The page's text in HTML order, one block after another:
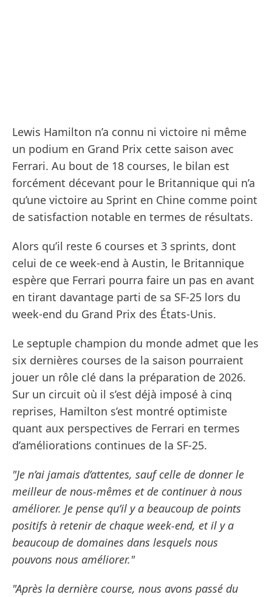
Lewis Hamilton n’a connu ni victoire ni même
un podium en Grand Prix cette saison avec
Ferrari. Au bout de 18 courses, le bilan est
forcément décevant pour le Britannique qui n’a
qu’une victoire au Sprint en Chine comme point
de satisfaction notable en termes de résultats.
Alors qu’il reste 6 courses et 3 sprints, dont
celui de ce week-end à Austin, le Britannique
espère que Ferrari pourra faire un pas en avant
en tirant davantage parti de sa SF-25 lors du
week-end du Grand Prix des États-Unis.
Le septuple champion du monde admet que les
six dernières courses de la saison pourraient
jouer un rôle clé dans la préparation de 2026.
Sur un circuit où il s’est déjà imposé à cinq
reprises, Hamilton s’est montré optimiste
quant aux perspectives de Ferrari en termes
d’améliorations continues de la SF-25.
"Je n’ai jamais d’attentes, sauf celle de donner le
meilleur de nous-mêmes et de continuer à nous
améliorer. Je pense qu’il y a beaucoup de points
positifs à retenir de chaque week-end, et il y a
beaucoup de domaines dans lesquels nous
pouvons nous améliorer."
"Après la dernière course, nous avons passé du